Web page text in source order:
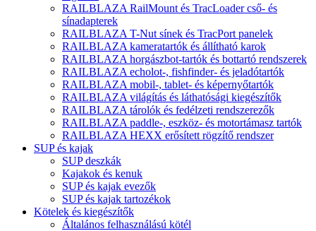
RAILBLAZA RailMount és TracLoader cső- és
sínadapterek
RAILBLAZA T-Nut sínek és TracPort panelek
RAILBLAZA kameratartók és állítható karok
RAILBLAZA horgászbot-tartók és bottartó rendszerek
RAILBLAZA echolot-, fishfinder- és jeladótartók
RAILBLAZA mobil-, tablet- és képernyőtartók
RAILBLAZA világítás és láthatósági kiegészítők
RAILBLAZA tárolók és fedélzeti rendszerezők
RAILBLAZA paddle-, eszköz- és motortámasz tartók
RAILBLAZA HEXX erősített rögzítő rendszer
SUP és kajak
SUP deszkák
Kajakok és kenuk
SUP és kajak evezők
SUP és kajak tartozékok
Kötelek és kiegészítők
Általános felhasználású kötél